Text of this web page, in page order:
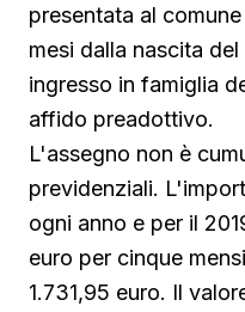
presentata al
mesi dalla nascita
ingresso in famiglia
affido preadottivo.
L'assegno non è
previdenziali.
ogni anno e per il
euro per cinque
1.731,95 euro. Il